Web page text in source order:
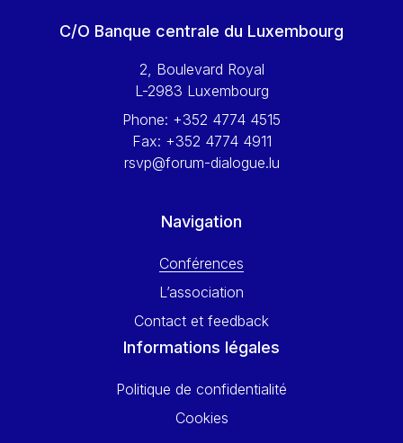
Wolfgang Ketterle
Yossi Beillin
Yves FRANCHET
C/O Banque centrale du Luxembourg
2, Boulevard Royal
L-2983 Luxembourg
Phone: +352 4774 4515
Fax: +352 4774 4911
rsvp@forum-dialogue.lu
Navigation
Conférences
L’association
Contact et feedback
Informations légales
Politique de confidentialité
Cookies